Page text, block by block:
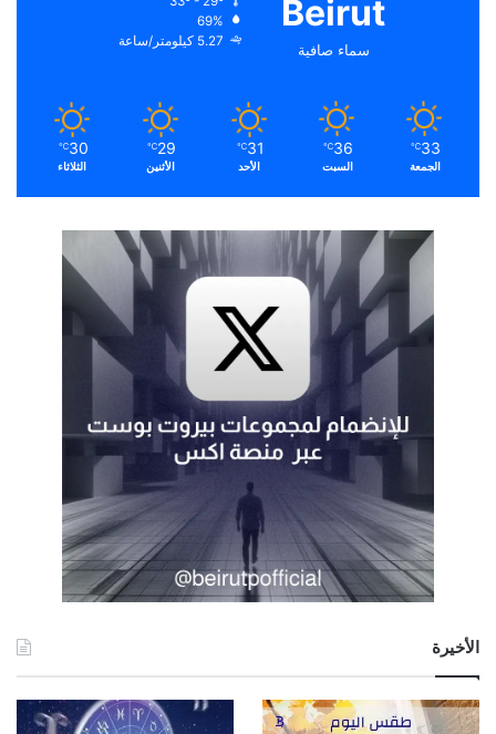
Beirut
سماء صافية
69%
5.27 كيلومتر/ساعة
33
℃
الجمعة
36
℃
السبت
31
℃
الأحد
29
℃
الأثنين
30
℃
الثلاثاء
الأخيرة